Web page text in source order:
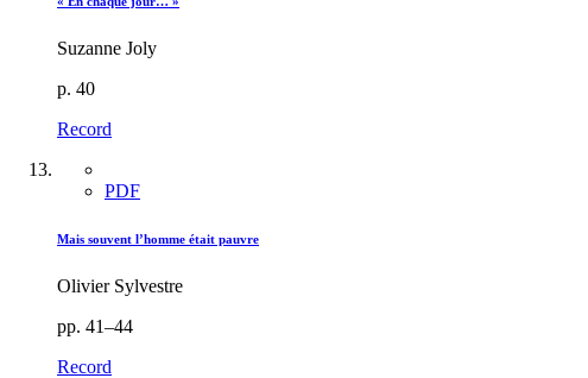
Suzanne Joly
p. 40
Record
PDF
Mais souvent l’homme était pauvre
Olivier Sylvestre
pp. 41–44
Record